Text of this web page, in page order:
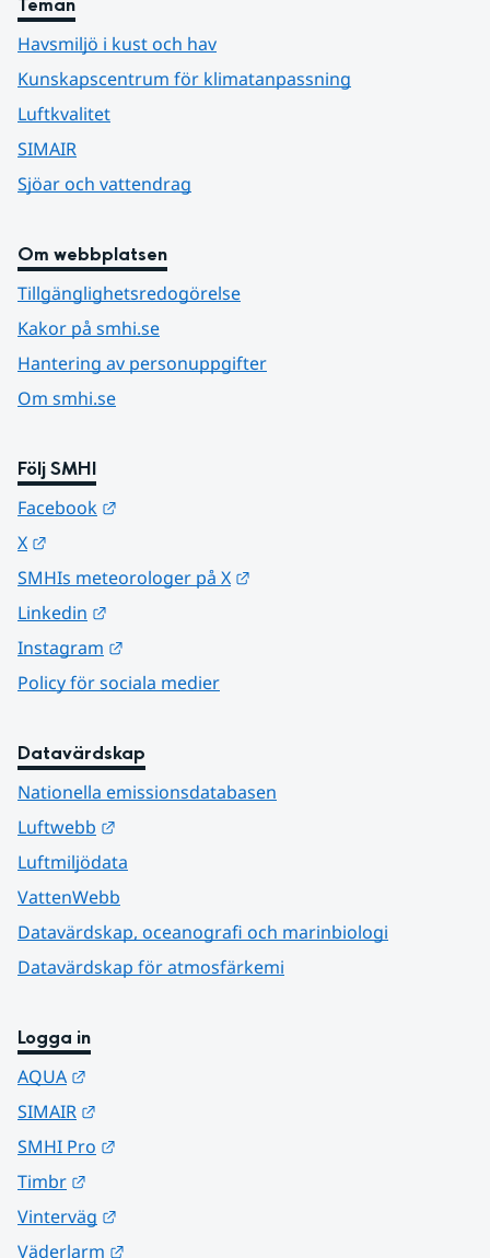
Havsmiljö i kust och hav
Kunskapscentrum för klimatanpassning
Luftkvalitet
SIMAIR
Sjöar och vattendrag
Om webbplatsen
Tillgänglighetsredogörelse
Kakor på smhi.se
Hantering av personuppgifter
Om smhi.se
Följ SMHI
Facebook
X
SMHIs meteorologer på X
Linkedin
Instagram
Policy för sociala medier
Datavärdskap
Nationella emissionsdatabasen
Luftwebb
Luftmiljödata
VattenWebb
Datavärdskap, oceanografi och marinbiologi
Datavärdskap för atmosfärkemi
Logga in
AQUA
SIMAIR
SMHI Pro
Timbr
Vinterväg
Väderlarm